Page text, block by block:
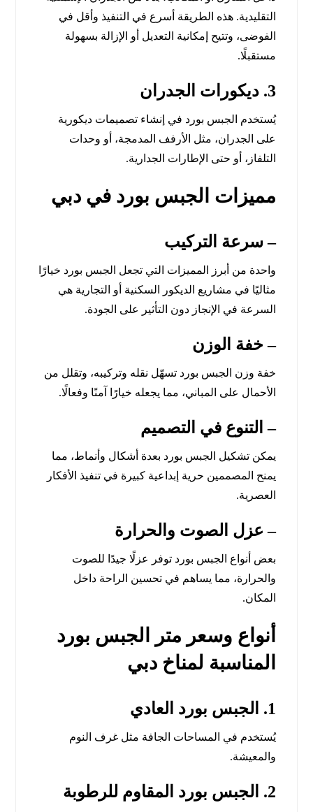
التقليدية. هذه الطريقة أسرع في التنفيذ وأقل في
الفوضى، وتتيح إمكانية التعديل أو الإزالة بسهولة
مستقبلًا.
3. ديكورات الجدران
يُستخدم الجبس بورد في إنشاء تصميمات ديكورية
على الجدران، مثل الأرفف المدمجة، أو وحدات
التلفاز، أو حتى الإطارات الجدارية.
مميزات الجبس بورد في دبي
– سرعة التركيب
واحدة من أبرز المميزات التي تجعل الجبس بورد خيارًا
مثاليًا في مشاريع الديكور السكنية أو التجارية هي
السرعة في الإنجاز دون التأثير على الجودة.
– خفة الوزن
خفة وزن الجبس بورد تسهّل نقله وتركيبه، وتقلل من
الأحمال على المباني، مما يجعله خيارًا آمنًا وفعالًا.
– التنوع في التصميم
يمكن تشكيل الجبس بورد بعدة أشكال وأنماط، مما
يمنح المصممين حرية إبداعية كبيرة في تنفيذ الأفكار
العصرية.
– عزل الصوت والحرارة
بعض أنواع الجبس بورد توفر عزلًا جيدًا للصوت
والحرارة، مما يساهم في تحسين الراحة داخل
المكان.
أنواع وسعر متر الجبس بورد
المناسبة لمناخ دبي
1. الجبس بورد العادي
يُستخدم في المساحات الجافة مثل غرف النوم
والمعيشة.
2. الجبس بورد المقاوم للرطوبة